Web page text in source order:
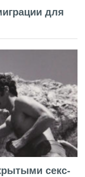
для
секс-